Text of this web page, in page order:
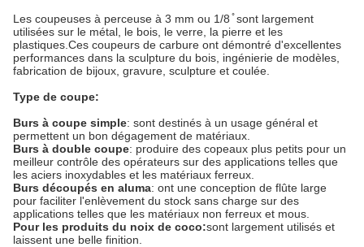
Les coupeuses à perceuse à 3 mm ou 1/8 ̊ sont largement
utilisées sur le métal, le bois, le verre, la pierre et les
plastiques.Ces coupeurs de carbure ont démontré d'excellentes
performances dans la sculpture du bois, ingénierie de modèles,
fabrication de bijoux, gravure, sculpture et coulée.
Type de coupe:
Burs à coupe simple: sont destinés à un usage général et
permettent un bon dégagement de matériaux.
Burs à double coupe: produire des copeaux plus petits pour un
meilleur contrôle des opérateurs sur des applications telles que
les aciers inoxydables et les matériaux ferreux.
Burs découpés en aluma: ont une conception de flûte large
pour faciliter l'enlèvement du stock sans charge sur des
applications telles que les matériaux non ferreux et mous.
Pour les produits du noix de coco:sont largement utilisés et
laissent une belle finition.